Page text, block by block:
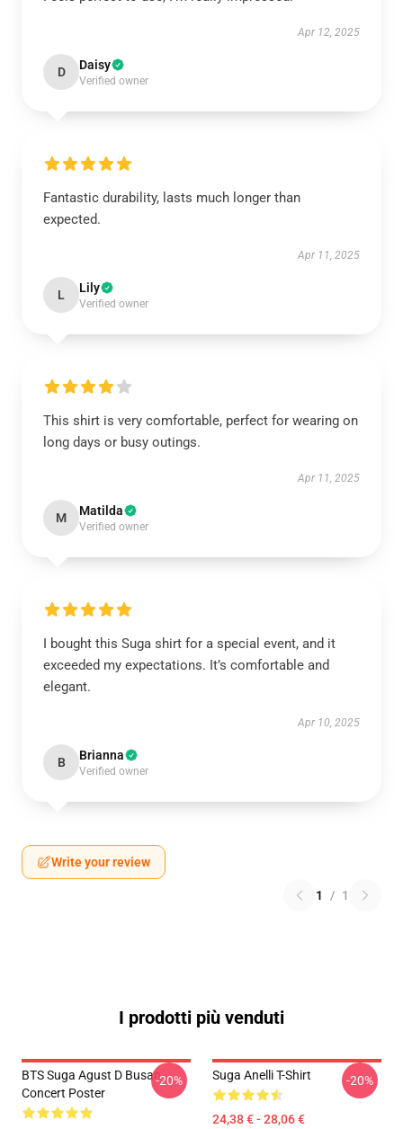
Apr 12, 2025
D Daisy
Verified owner
Fantastic durability, lasts much longer than
expected.
Apr 11, 2025
L Lily
Verified owner
This shirt is very comfortable, perfect for wearing on
long days or busy outings.
Apr 11, 2025
M Matilda
Verified owner
I bought this Suga shirt for a special event, and it
exceeded my expectations. It’s comfortable and
elegant.
Apr 10, 2025
B Brianna
Verified owner
Write your review
1 / 1
I prodotti più venduti
BTS Suga Agust D Busan
Concert Poster
-20% Suga Anelli T-Shirt
24,38 € - 28,06 €
-20%